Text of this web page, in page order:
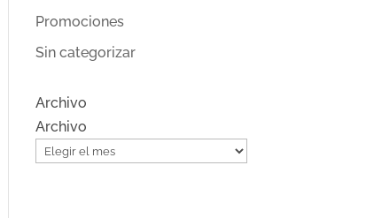
Promociones
Sin categorizar
Archivo
Archivo